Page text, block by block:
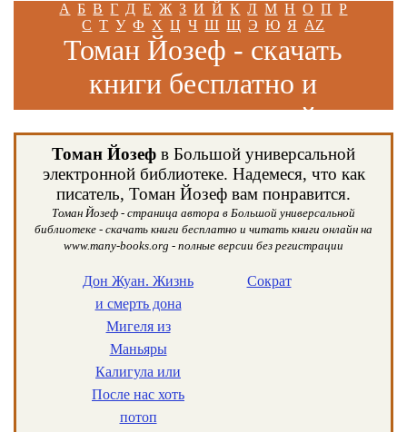
А Б В Г Д Е Ж З И Й К Л М Н О П Р
С Т У Ф Х Ц Ч Ш Щ Э Ю Я AZ
Томан Йозеф - скачать
книги бесплатно и
читать книги онлайн
Томан Йозеф в Большой универсальной
электронной библиотеке. Надемеся, что как
писатель, Томан Йозеф вам понравится.
Томан Йозеф - страница автора в Большой универсальной
библиотеке - скачать книги бесплатно и читать книги онлайн на
www.many-books.org - полные версии без регистрации
Дон Жуан. Жизнь
и смерть дона
Мигеля из
Маньяры
Калигула или
После нас хоть
потоп
Сократ